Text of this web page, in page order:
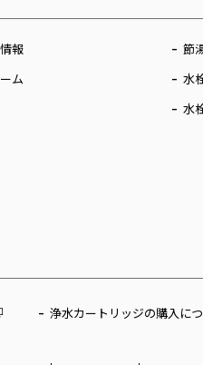
報
節
ム
水
水
浄水カートリッジの購入に